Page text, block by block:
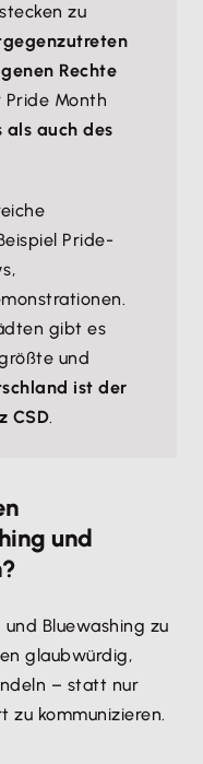
zu
Rechte
Pride Month
als auch des
Pride-
gibt es
und
ist der
CSD.
und
Bluewashing zu
glaubwürdig,
– statt nur
zu kommunizieren.